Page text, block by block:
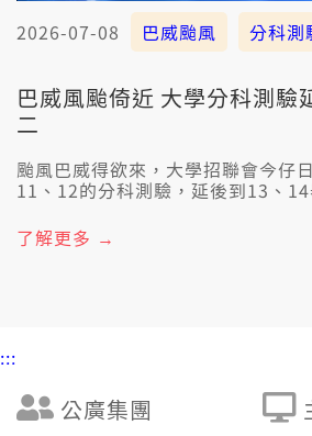
2026-07-08 巴威颱風 分科測
巴威風颱倚近 大學分科測驗
二
颱風巴威得欲來，大學招聯會今仔
11、12的分科測驗，延後到13、
為車路斷去無法度考試，就愛有相
了解更多 →
:::
公廣集團